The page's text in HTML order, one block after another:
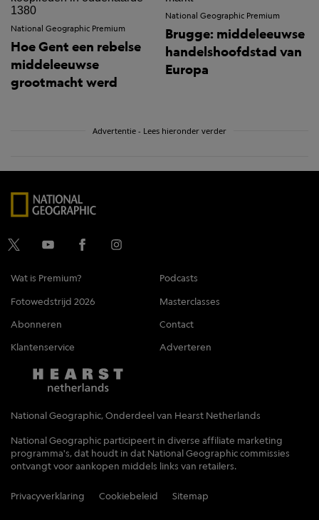
National Geographic Premium
Hoe Gent een rebelse
middeleeuwse
grootmacht werd
National Geographic Premium
Brugge: middeleeuwse
handelshoofdstad van
Europa
Advertentie - Lees hieronder verder
Wat is Premium?
Podcasts
Fotowedstrijd 2026
Masterclasses
Abonneren
Contact
Klantenservice
Adverteren
National Geographic, Onderdeel van Hearst Netherlands
National Geographic participeert in diverse affiliate marketing
programma's, dat houdt in dat National Geographic commissies
ontvangt voor aankopen middels links van retailers.
Privacyverklaring Cookiebeleid Sitemap